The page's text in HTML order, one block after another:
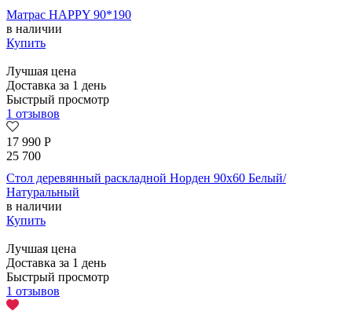
Матрас HAPPY 90*190
в наличии
Купить
Лучшая цена
Доставка за 1 день
Быстрый просмотр
1 отзывов
17 990 Р
25 700
Стол деревянный раскладной Норден 90х60 Белый/
Натуральный
в наличии
Купить
Лучшая цена
Доставка за 1 день
Быстрый просмотр
1 отзывов